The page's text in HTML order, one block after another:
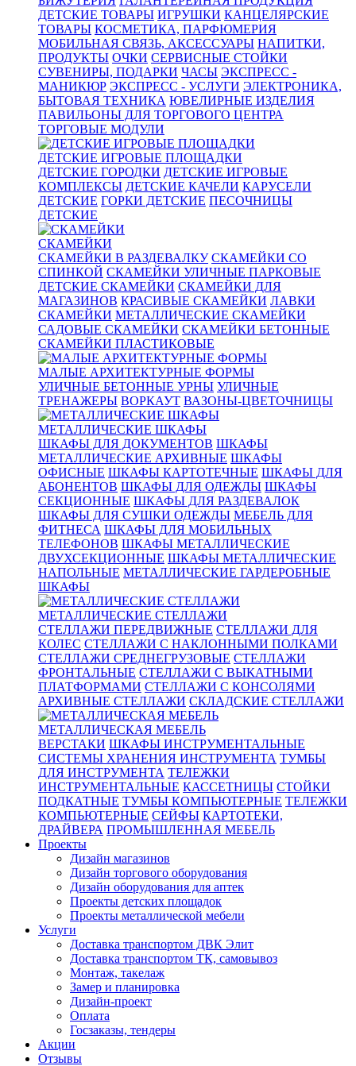
ДЕТСКИЕ ТОВАРЫ ИГРУШКИ КАНЦЕЛЯРСКИЕ
ТОВАРЫ КОСМЕТИКА, ПАРФЮМЕРИЯ
МОБИЛЬНАЯ СВЯЗЬ, АКСЕССУАРЫ НАПИТКИ,
ПРОДУКТЫ ОЧКИ СЕРВИСНЫЕ СТОЙКИ
СУВЕНИРЫ, ПОДАРКИ ЧАСЫ ЭКСПРЕСС -
МАНИКЮР ЭКСПРЕСС - УСЛУГИ ЭЛЕКТРОНИКА,
БЫТОВАЯ ТЕХНИКА ЮВЕЛИРНЫЕ ИЗДЕЛИЯ
ПАВИЛЬОНЫ ДЛЯ ТОРГОВОГО ЦЕНТРА
ТОРГОВЫЕ МОДУЛИ
ДЕТСКИЕ ИГРОВЫЕ ПЛОЩАДКИ
ДЕТСКИЕ ГОРОДКИ ДЕТСКИЕ ИГРОВЫЕ
КОМПЛЕКСЫ ДЕТСКИЕ КАЧЕЛИ КАРУСЕЛИ
ДЕТСКИЕ ГОРКИ ДЕТСКИЕ ПЕСОЧНИЦЫ
ДЕТСКИЕ
СКАМЕЙКИ
СКАМЕЙКИ В РАЗДЕВАЛКУ СКАМЕЙКИ СО
СПИНКОЙ СКАМЕЙКИ УЛИЧНЫЕ ПАРКОВЫЕ
ДЕТСКИЕ СКАМЕЙКИ СКАМЕЙКИ ДЛЯ
МАГАЗИНОВ КРАСИВЫЕ СКАМЕЙКИ ЛАВКИ
СКАМЕЙКИ МЕТАЛЛИЧЕСКИЕ СКАМЕЙКИ
САДОВЫЕ СКАМЕЙКИ СКАМЕЙКИ БЕТОННЫЕ
СКАМЕЙКИ ПЛАСТИКОВЫЕ
МАЛЫЕ АРХИТЕКТУРНЫЕ ФОРМЫ
УЛИЧНЫЕ БЕТОННЫЕ УРНЫ УЛИЧНЫЕ
ТРЕНАЖЕРЫ ВОРКАУТ ВАЗОНЫ-ЦВЕТОЧНИЦЫ
МЕТАЛЛИЧЕСКИЕ ШКАФЫ
ШКАФЫ ДЛЯ ДОКУМЕНТОВ ШКАФЫ
МЕТАЛЛИЧЕСКИЕ АРХИВНЫЕ ШКАФЫ
ОФИСНЫЕ ШКАФЫ КАРТОТЕЧНЫЕ ШКАФЫ ДЛЯ
АБОНЕНТОВ ШКАФЫ ДЛЯ ОДЕЖДЫ ШКАФЫ
СЕКЦИОННЫЕ ШКАФЫ ДЛЯ РАЗДЕВАЛОК
ШКАФЫ ДЛЯ СУШКИ ОДЕЖДЫ МЕБЕЛЬ ДЛЯ
ФИТНЕСА ШКАФЫ ДЛЯ МОБИЛЬНЫХ
ТЕЛЕФОНОВ ШКАФЫ МЕТАЛЛИЧЕСКИЕ
ДВУХСЕКЦИОННЫЕ ШКАФЫ МЕТАЛЛИЧЕСКИЕ
НАПОЛЬНЫЕ МЕТАЛЛИЧЕСКИЕ ГАРДЕРОБНЫЕ
ШКАФЫ
МЕТАЛЛИЧЕСКИЕ СТЕЛЛАЖИ
СТЕЛЛАЖИ ПЕРЕДВИЖНЫЕ СТЕЛЛАЖИ ДЛЯ
КОЛЕС СТЕЛЛАЖИ С НАКЛОННЫМИ ПОЛКАМИ
СТЕЛЛАЖИ СРЕДНЕГРУЗОВЫЕ СТЕЛЛАЖИ
ФРОНТАЛЬНЫЕ СТЕЛЛАЖИ С ВЫКАТНЫМИ
ПЛАТФОРМАМИ СТЕЛЛАЖИ С КОНСОЛЯМИ
АРХИВНЫЕ СТЕЛЛАЖИ СКЛАДСКИЕ СТЕЛЛАЖИ
МЕТАЛЛИЧЕСКАЯ МЕБЕЛЬ
ВЕРСТАКИ ШКАФЫ ИНСТРУМЕНТАЛЬНЫЕ
СИСТЕМЫ ХРАНЕНИЯ ИНСТРУМЕНТА ТУМБЫ
ДЛЯ ИНСТРУМЕНТА ТЕЛЕЖКИ
ИНСТРУМЕНТАЛЬНЫЕ КАССЕТНИЦЫ СТОЙКИ
ПОДКАТНЫЕ ТУМБЫ КОМПЬЮТЕРНЫЕ ТЕЛЕЖКИ
КОМПЬЮТЕРНЫЕ СЕЙФЫ КАРТОТЕКИ,
ДРАЙВЕРА ПРОМЫШЛЕННАЯ МЕБЕЛЬ
Проекты
Дизайн магазинов
Дизайн торгового оборудования
Дизайн оборудования для аптек
Проекты детских площадок
Проекты металлической мебели
Услуги
Доставка транспортом ДВК Элит
Доставка транспортом ТК, самовывоз
Монтаж, такелаж
Замер и планировка
Дизайн-проект
Оплата
Госзаказы, тендеры
Акции
Отзывы